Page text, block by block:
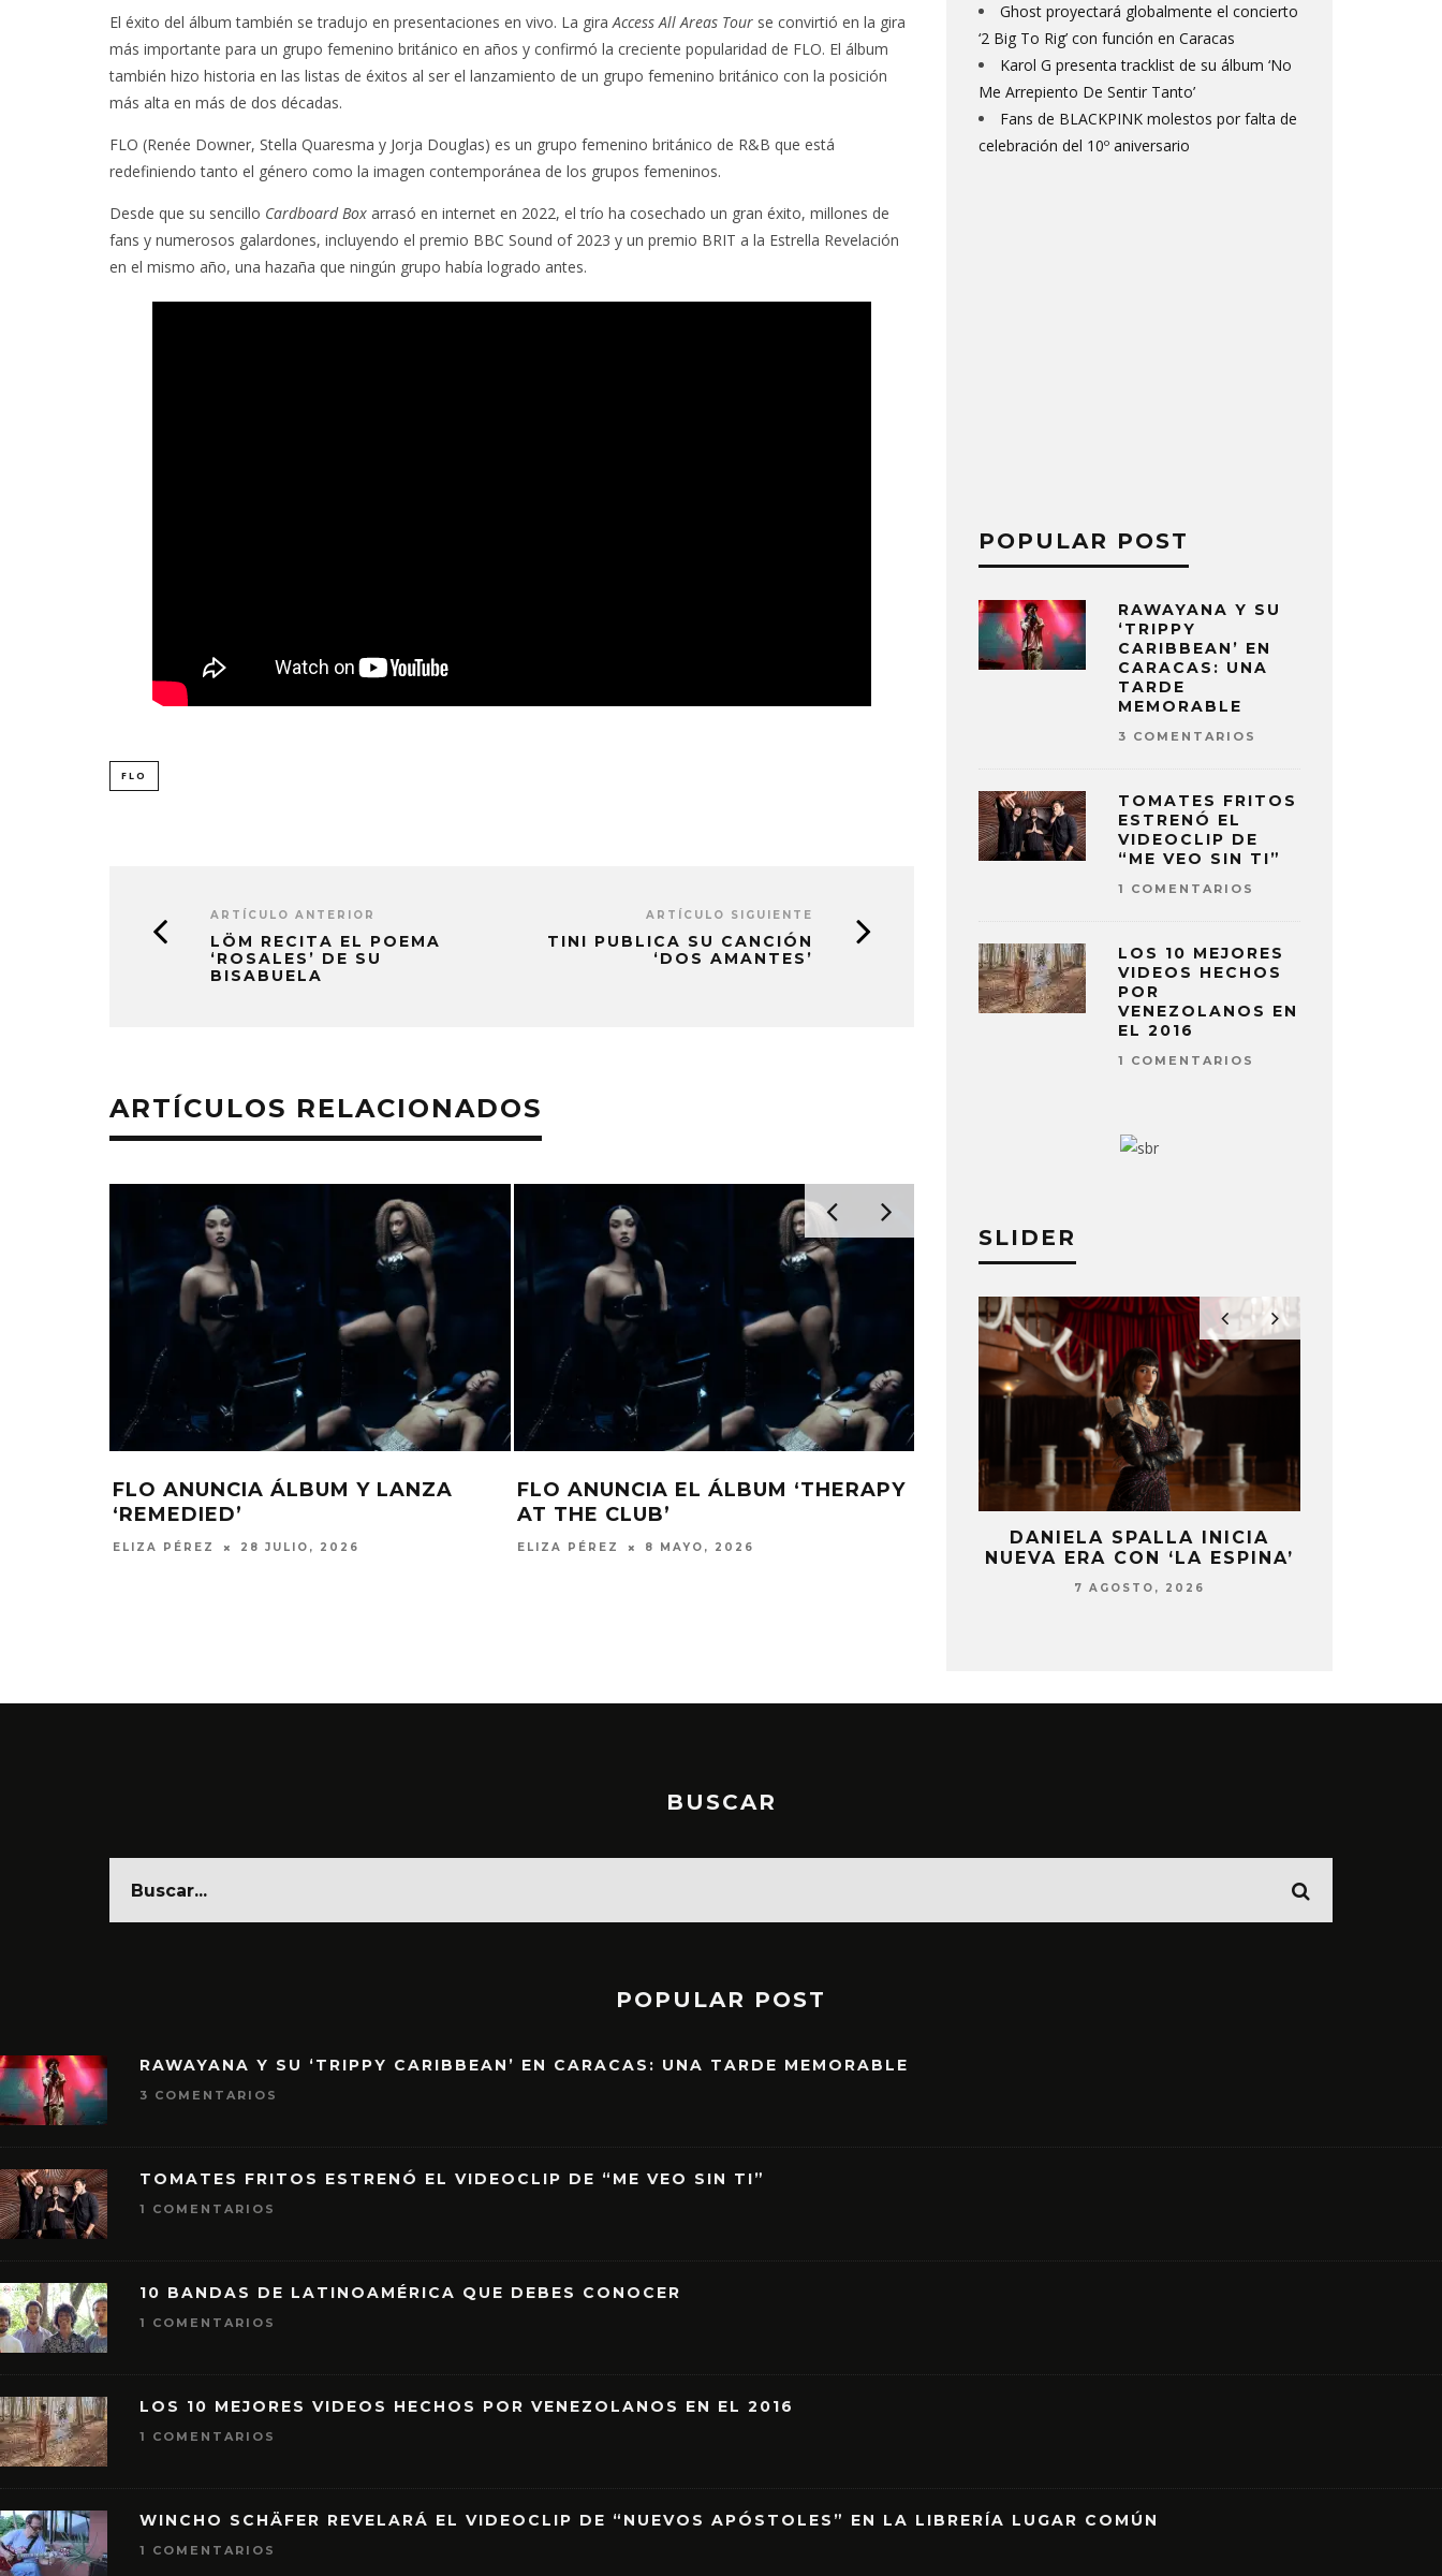
El éxito del álbum también se tradujo en presentaciones en vivo. La giraAccess All Areas Tour se convirtió en la gira
más importante para un grupo femenino británico en años y confirmó la creciente popularidad de FLO. El álbum
también hizo historia en las listas de éxitos al ser el lanzamiento de un grupo femenino británico con la posición
más alta en más de dos décadas.
FLO (Renée Downer, Stella Quaresma y Jorja Douglas) es un grupo femenino británico de R&B que está
redefiniendo tanto el género como la imagen contemporánea de los grupos femeninos.
Desde que su sencillo Cardboard Box arrasó en internet en 2022, el trío ha cosechado un gran éxito, millones de
fans y numerosos galardones, incluyendo el premio BBC Sound of 2023 y un premio BRIT a la Estrella Revelación
en el mismo año, una hazaña que ningún grupo había logrado antes.
FLO
ARTÍCULO ANTERIOR
LÖM RECITA EL POEMA
‘ROSALES’ DE SU
BISABUELA
ARTÍCULO SIGUIENTE
TINI PUBLICA SU CANCIÓN
‘DOS AMANTES’
ARTÍCULOS RELACIONADOS
FLO ANUNCIA ÁLBUM Y LANZA
‘REMEDIED’
ELIZA PÉREZ 28 JULIO, 2026
FLO ANUNCIA EL ÁLBUM ‘THERAPY
AT THE CLUB’
ELIZA PÉREZ 8 MAYO, 2026
FLO PRESENTA SU NUEVO
SENCILLO ‘AAA’
JULIO MOREAN 6 NOVIEMBRE, 2024
Ghost proyectará globalmente el concierto
‘2 Big To Rig’ con función en Caracas
Karol G presenta tracklist de su álbum ‘No
Me Arrepiento De Sentir Tanto’
Fans de BLACKPINK molestos por falta de
celebración del 10º aniversario
POPULAR POST
RAWAYANA Y SU
‘TRIPPY
CARIBBEAN’ EN
CARACAS: UNA
TARDE
MEMORABLE
3 COMENTARIOS
TOMATES FRITOS
ESTRENÓ EL
VIDEOCLIP DE
“ME VEO SIN TI”
1 COMENTARIOS
LOS 10 MEJORES
VIDEOS HECHOS
POR
VENEZOLANOS EN
EL 2016
1 COMENTARIOS
SLIDER
BLIND CHANNEL REGRESA
CON DOBLE SINGLE Y
DANIELA SPALLA INICIA
NUEVA ERA CON ‘LA ESPINA’
7 AGOSTO, 2026
BUSCAR
POPULAR POST
RAWAYANA Y SU ‘TRIPPY CARIBBEAN’ EN CARACAS: UNA TARDE MEMORABLE
3 COMENTARIOS
TOMATES FRITOS ESTRENÓ EL VIDEOCLIP DE “ME VEO SIN TI”
1 COMENTARIOS
10 BANDAS DE LATINOAMÉRICA QUE DEBES CONOCER
1 COMENTARIOS
LOS 10 MEJORES VIDEOS HECHOS POR VENEZOLANOS EN EL 2016
1 COMENTARIOS
WINCHO SCHÄFER REVELARÁ EL VIDEOCLIP DE “NUEVOS APÓSTOLES” EN LA LIBRERÍA LUGAR COMÚN
1 COMENTARIOS